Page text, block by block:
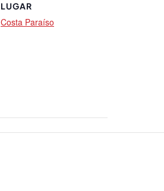
LUGAR
Costa Paraíso